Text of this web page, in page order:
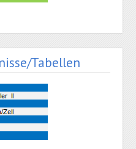
Tabellen